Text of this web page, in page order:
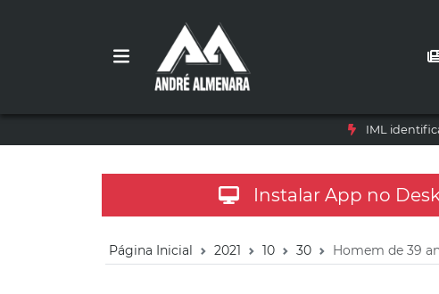
IML
Instalar App no
Página Inicial 2021 10 30 Homem de 39